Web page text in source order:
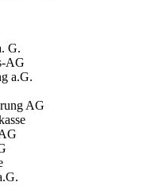
G.
AG
a.G.
AG